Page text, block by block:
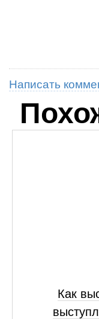
Написать
Как